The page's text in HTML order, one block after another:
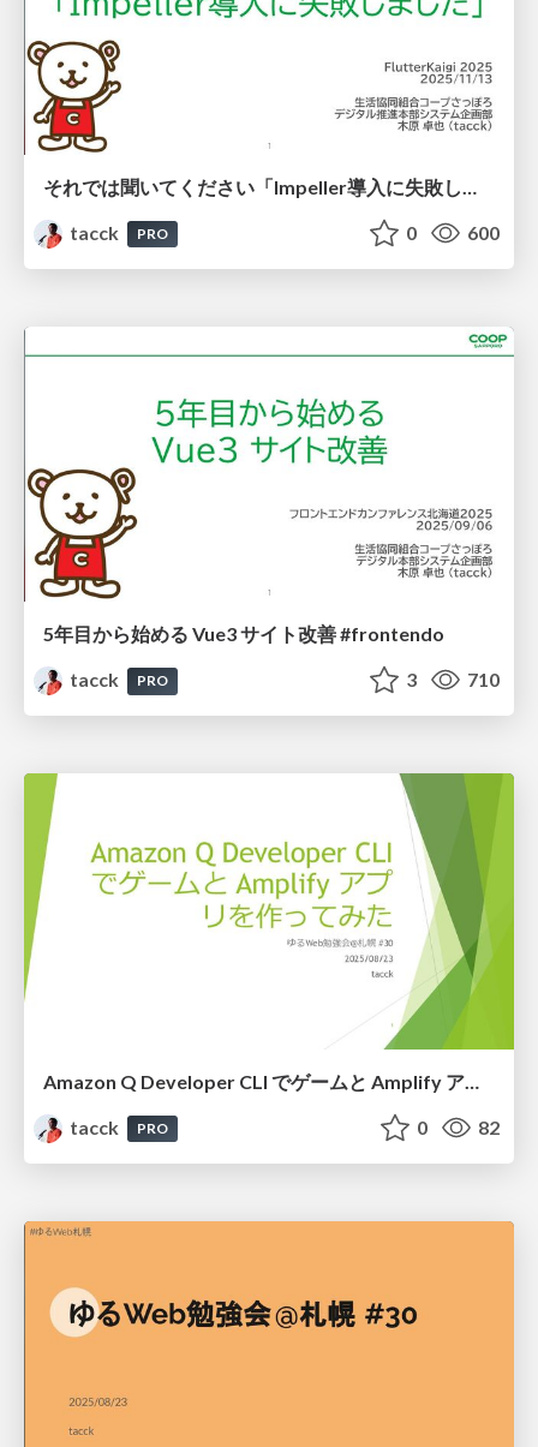
それでは聞いてください「Impeller導入に失敗しました」 #FlutterKaigi #skia
tacck
PRO 0 600
5年目から始める Vue3 サイト改善 #frontendo
tacck
PRO 3 710
Amazon Q Developer CLI でゲームと Amplify アプリを作ってみた #ゆるWeb札幌
tacck
PRO 0 82